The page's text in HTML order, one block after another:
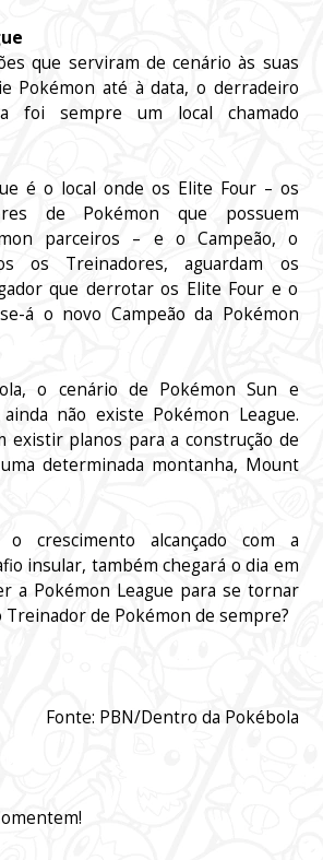
que serviram de cenário às suas
Pokémon até à data, o derradeiro
foi sempre um local chamado
é o local onde os Elite Four – os
de Pokémon que possuem
parceiros – e o Campeão, o
os Treinadores, aguardam os
que derrotar os Elite Four e o
á o novo Campeão da Pokémon
o cenário de Pokémon Sun e
não existe Pokémon League.
existir planos para a construção de
determinada montanha, Mount
crescimento alcançado com a
insular, também chegará o dia em
a Pokémon League para se tornar
Treinador de Pokémon de sempre?
Fonte: PBN/Dentro da Pokébola